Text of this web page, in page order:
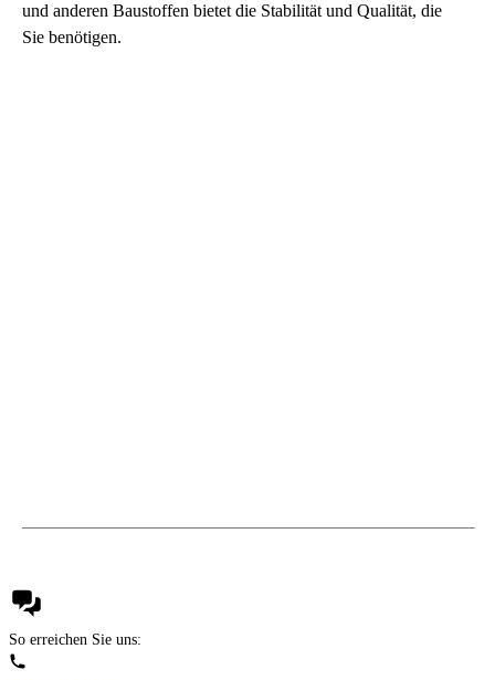
und anderen Baustoffen bietet die Stabilität und Qualität, die
Sie benötigen.
So erreichen Sie uns: